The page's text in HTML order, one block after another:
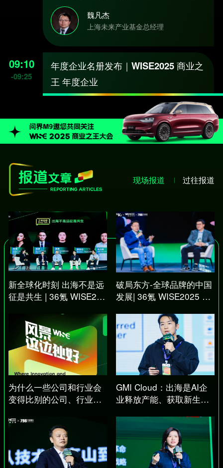
魏凡杰
上海未来产业基金总经理
09:10
-09:25
年度企业名册发布｜WISE2025 商业之
王 年度企业
现场报道 过往报道
新全球化时刻 出海不是远
征是共生 | 36氪 WISE202
破局东方-全球品牌的中国
发展| 36氪 WISE2025 商
为什么一些公司和行业会
变得比别的公司、行业更
业之王大会嘉宾超级金句
GMI Cloud：出海是AI企
业释放产能、获取新生的